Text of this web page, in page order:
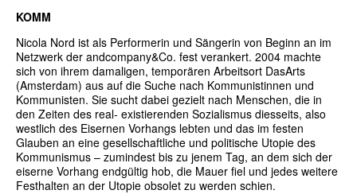
KOMM
Nicola Nord ist als Performerin und Sängerin von Beginn an im
Netzwerk der andcompany&Co. fest verankert. 2004 machte
sich von ihrem damaligen, temporären Arbeitsort DasArts
(Amsterdam) aus auf die Suche nach Kommunistinnen und
Kommunisten. Sie sucht dabei gezielt nach Menschen, die in
den Zeiten des real- existierenden Sozialismus diesseits, also
westlich des Eisernen Vorhangs lebten und das im festen
Glauben an eine gesellschaftliche und politische Utopie des
Kommunismus – zumindest bis zu jenem Tag, an dem sich der
eiserne Vorhang endgültig hob, die Mauer fiel und jedes weitere
Festhalten an der Utopie obsolet zu werden schien.